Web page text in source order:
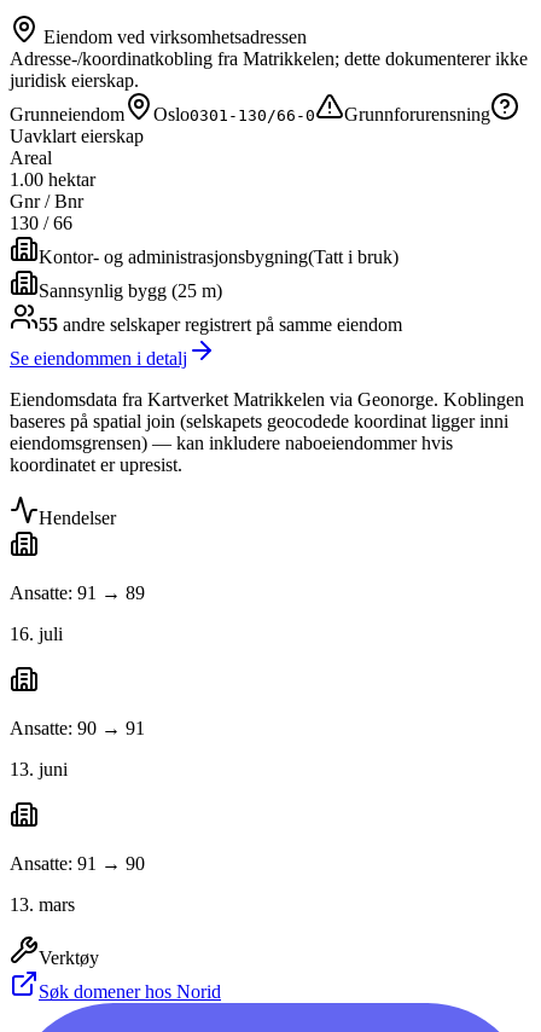
Eiendom ved virksomhetsadressen
Adresse-/koordinatkobling fra Matrikkelen; dette dokumenterer ikke
juridisk eierskap.
Grunneiendom
Oslo0301-130/66-0
Grunnforurensning
Uavklart eierskap
Areal
1.00 hektar
Gnr / Bnr
130 /66
Kontor- og administrasjonsbygning(Tatt i bruk)
Sannsynlig bygg (25 m)
55 andre selskaperregistrert på samme eiendom
Se eiendommen i detalj
Eiendomsdata fra Kartverket Matrikkelen via Geonorge. Koblingen
baseres på spatial join (selskapets geocodede koordinat ligger inni
eiendomsgrensen) — kan inkludere naboeiendommer hvis
koordinatet er upresist.
Hendelser
Ansatte: 91 → 89
16. juli
Ansatte: 90 → 91
13. juni
Ansatte: 91 → 90
13. mars
Verktøy
Søk domener hos Norid